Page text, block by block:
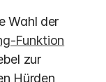
Wahl der
Funktion
zur
Hürden